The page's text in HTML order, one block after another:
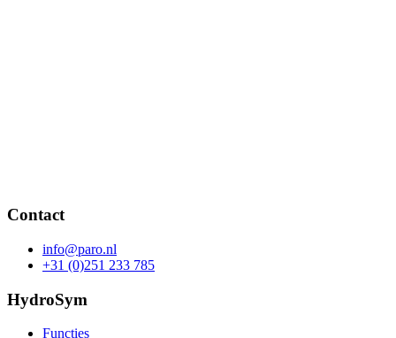
Contact
info@paro.nl
+31 (0)251 233 785
HydroSym
Functies